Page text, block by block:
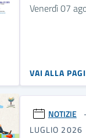
Venerdì 07
VAI ALLA
NOTIZIE
LUGLIO 2026